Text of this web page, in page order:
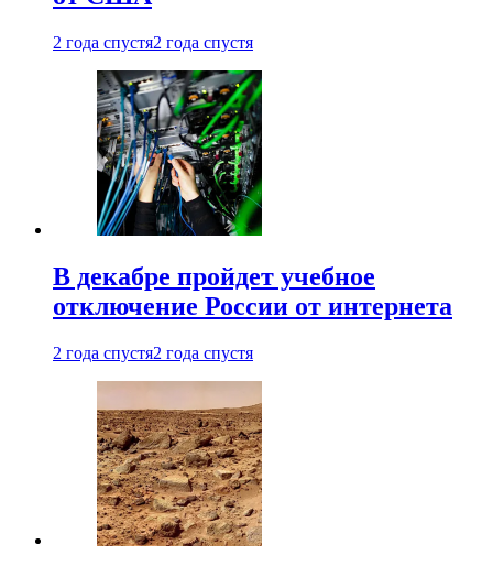
2 года спустя2 года спустя
В декабре пройдет учебное
отключение России от интернета
2 года спустя2 года спустя